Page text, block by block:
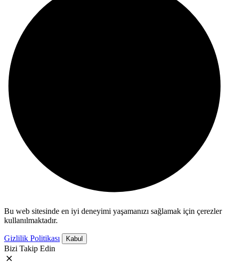
Bu web sitesinde en iyi deneyimi yaşamanızı sağlamak için çerezler
kullanılmaktadır.
Gizlilik Politikası Kabul
Bizi Takip Edin